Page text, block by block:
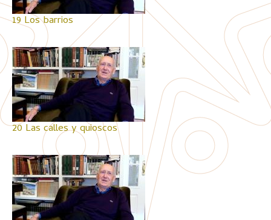
19 Los barrios
20 Las calles y quioscos